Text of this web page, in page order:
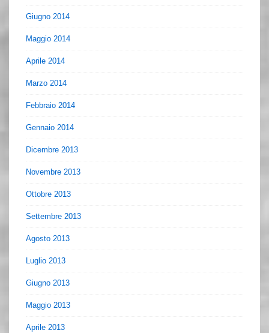
Giugno 2014
Maggio 2014
Aprile 2014
Marzo 2014
Febbraio 2014
Gennaio 2014
Dicembre 2013
Novembre 2013
Ottobre 2013
Settembre 2013
Agosto 2013
Luglio 2013
Giugno 2013
Maggio 2013
Aprile 2013